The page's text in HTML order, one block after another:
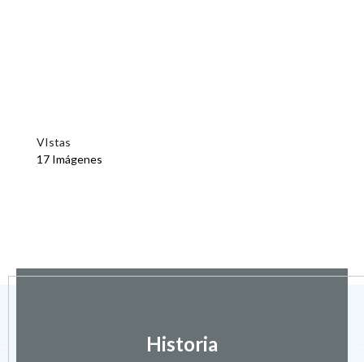
VIstas
17 Imágenes
Historia